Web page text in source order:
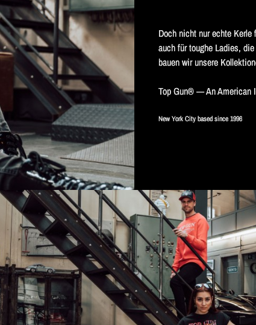
Doch nicht nur echte
auch für toughe Ladies,
bauen wir unsere
Top Gun® — An American
New York City based since 1996